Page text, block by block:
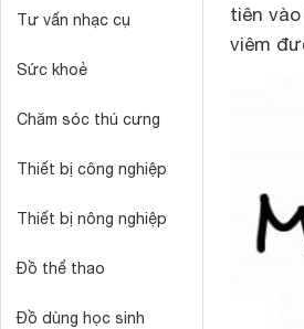
Tư vấn nhạc cụ
Sức khoẻ
Chăm sóc thú cưng
Thiết bị công nghiệp
Thiết bị nông nghiệp
Đồ thể thao
Đồ dùng học sinh
tiên
viêm